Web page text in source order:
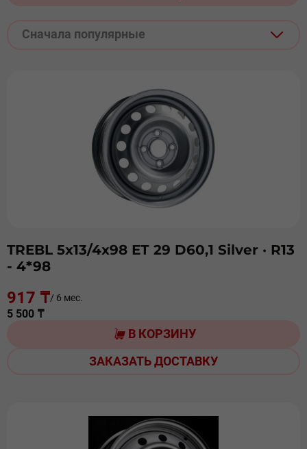
Сначала популярные
TREBL 5х13/4х98 ЕТ 29 D60,1 Silver · R13
- 4*98
917 ₸/ 6 мес.
5 500 ₸
В КОРЗИНУ
ЗАКАЗАТЬ ДОСТАВКУ